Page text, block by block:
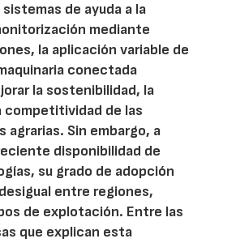
de ayuda a la
mediante
la aplicación variable de
conectada
la sostenibilidad, la
competitividad de las
agrarias. Sin embargo, a
disponibilidad de
su grado de adopción
entre regiones,
de explotación. Entre las
que explican esta